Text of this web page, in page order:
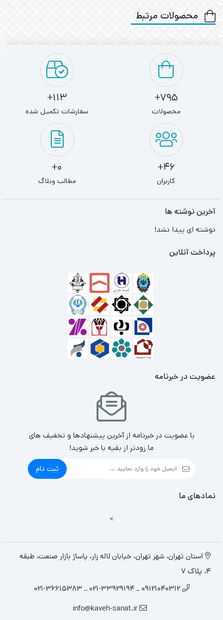
محصولات مرتبط
795+
محصولات
113+
سفارشات تکمیل شده
46+
کاربران
0+
مطالب وبلاگ
آخرین نوشته ها
نوشته ای پیدا نشد!
پرداخت آنلاین
عضویت در خبرنامه
با عضویت در خبرنامه از آخرین پیشنهادها و تخفیف های
ما زودتر از بقیه با خبر شوید!
ثبت نام
نمادهای ما
>
استان تهران، شهر تهران، خیابان لاله زار، پاساژ بازار صنعت، طبقه
4، پلاک 7
09121040312 _ 021-33929194 _ 021-36615383
info@kaveh-sanat.ir